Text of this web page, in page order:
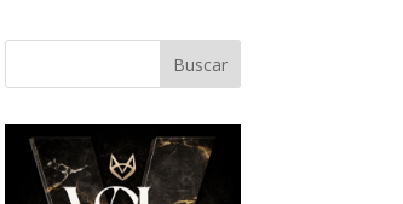
Buscar